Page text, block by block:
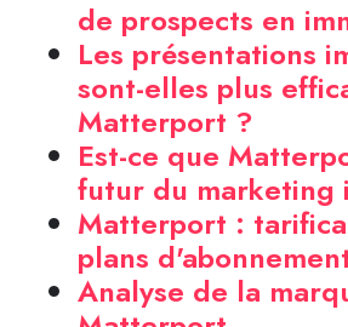
de prospects en
Les présentations
sont-elles plus
Matterport ?
Est-ce que
futur du marketing
Matterport :
plans
Analyse de la